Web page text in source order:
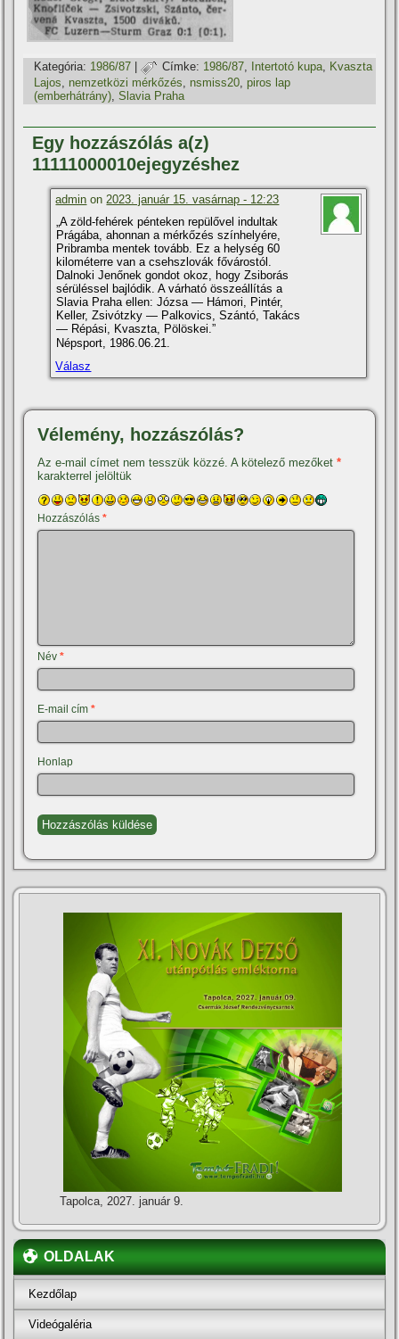
Kategória: 1986/87 | Címke: 1986/87, Intertotó kupa, Kvaszta
Lajos
nemzetközi mérkőzés nsmiss20 ,piros lap
(emberhátrány) ,Slavia Praha
Egy hozzászólás a(z)
11111000010ejegyzéshez
admin on 2023. január 15. vasárnap - 12:23
„A zöld-fehérek pénteken repülővel indultak
Prágába, ahonnan a mérkőzés színhelyére,
Pribramba mentek tovább. Ez a helység 60
kilométerre van a csehszlovák fővárostól.
Dalnoki Jenőnek gondot okoz, hogy Zsiborás
sérüléssel bajlódik. A várható összeállítás a
Slavia Praha ellen: Józsa — Hámori, Pintér,
Keller, Zsivótzky — Palkovics, Szántó, Takács
— Répási, Kvaszta, Pölöskei.”
Népsport, 1986.06.21.
Válasz
Vélemény, hozzászólás?
Az e-mail címet nem tesszük közzé. A kötelező mezőket*
karakterrel jelöltük
Hozzászólás*
Név*
E-mail cím*
Honlap
Tapolca, 2027. január 9.
OLDALAK
Kezdőlap
Videógaléria